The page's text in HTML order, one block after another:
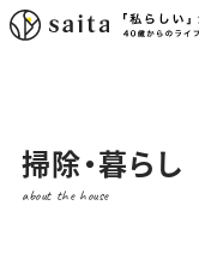
掃除・暮らし
about the house